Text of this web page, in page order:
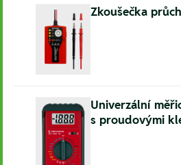
Zkoušečka
Univerzální
s proudovými